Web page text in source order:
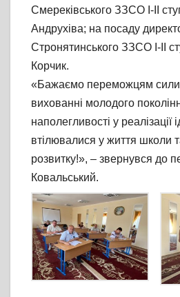
Смереківського ЗЗСО І-ІІ
Андрухіва; на посаду
Стронятинського ЗЗСО І-ІІ
Корчик.
«Бажаємо переможцям сили
вихованні молодого
наполегливості у реалізації
втілювалися у життя школи
розвитку!», – звернувся до
Ковальський.